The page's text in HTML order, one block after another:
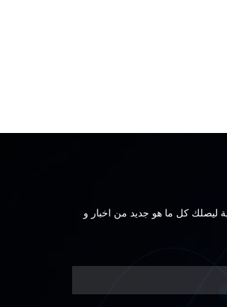
ليصلك كل ما هو جديد من اخبار و